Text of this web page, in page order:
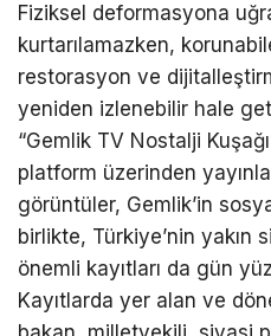
Fiziksel deformasyona
kurtarılamazken,
restorasyon ve
yeniden izlenebilir hale
“Gemlik TV Nostalji
platform üzerinden
görüntüler, Gemlik’in
birlikte, Türkiye’nin yakın
önemli kayıtları da gün
Kayıtlarda yer alan ve